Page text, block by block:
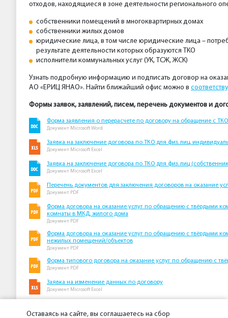
отходов, находящиеся в зоне деятельности регионального
собственники помещений в многоквартирных домах
собственники жилых домов
юридические лица, в том числе юридические лица –
результате деятельности которых образуются ТКО
исполнители коммунальных услуг (УК, ТСЖ, ЖСК)
Узнать подробную информацию и подписать договор на
АО «ЕРИЦ ЯНАО». Найти ближайший офис можно в
Формы заявок, заявлений, писем, перечень документов и
Форма заявления о перерасчете по договору на обращение с ТКО
Документ Microsoft Word
Заявка на заключение договора по ТКО для физ. лиц,
Документ Microsoft Excel
Заявка на заключение договора по ТКО для физ. лиц
Документ Microsoft Excel
Перечень документов для заключения договоров на оказание
Документ PDF
Форма договора на оказание услуг по обращению с твёрдыми
комнаты в МКД, жилого дома
Документ PDF
Форма договора на оказание услуг по обращению с твёрдыми
нежилых помещений/объектов
Документ PDF
Форма типового договора на оказание услуг по обращению с
Документ PDF
Заявка на изменение данных по договору
Документ Microsoft Excel
Оставаясь на сайте, вы соглашаетесь на сбор